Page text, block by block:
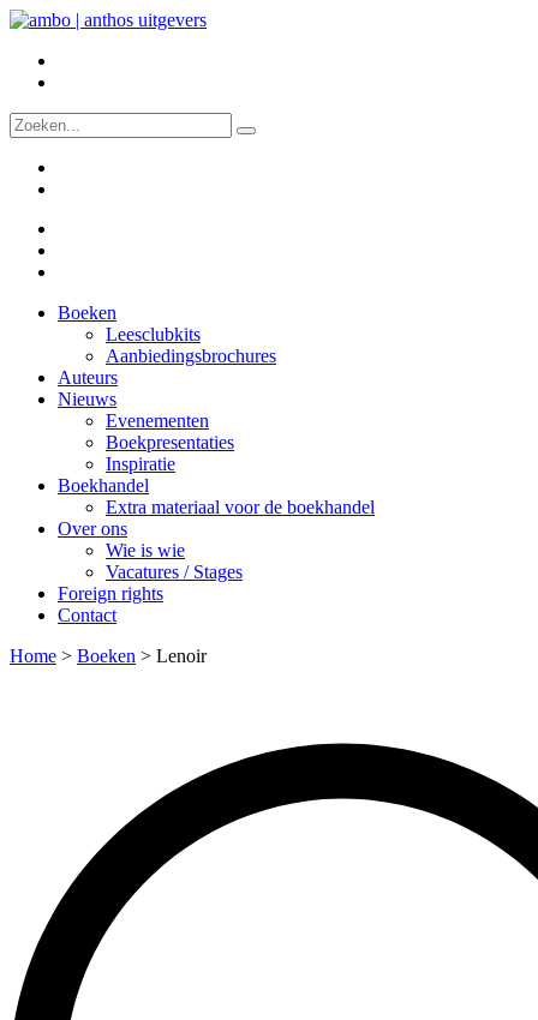
Boeken
Leesclubkits
Aanbiedingsbrochures
Auteurs
Nieuws
Evenementen
Boekpresentaties
Inspiratie
Boekhandel
Extra materiaal voor de boekhandel
Over ons
Wie is wie
Vacatures / Stages
Foreign rights
Contact
Home > Boeken > Lenoir